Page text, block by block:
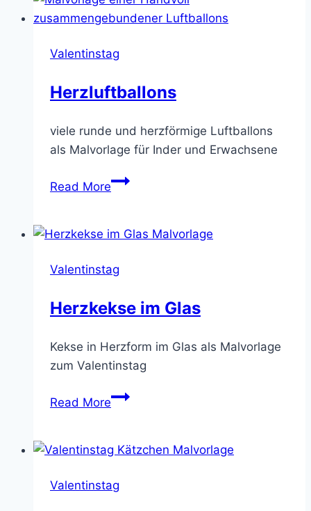
Valentinstag
Herzluftballons
viele runde und herzförmige Luftballons
als Malvorlage für Inder und Erwachsene
Read MoreHerzluftballons
Valentinstag
Herzkekse im Glas
Kekse in Herzform im Glas als Malvorlage
zum Valentinstag
Read MoreHerzkekse
Valentinstag